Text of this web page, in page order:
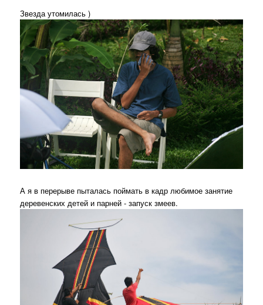
Звезда утомилась )
А я в перерыве пыталась поймать в кадр любимое занятие
деревенских детей и парней - запуск змеев.